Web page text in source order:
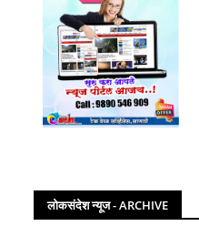
लोकसंदेश न्यूज - ARCHIVE